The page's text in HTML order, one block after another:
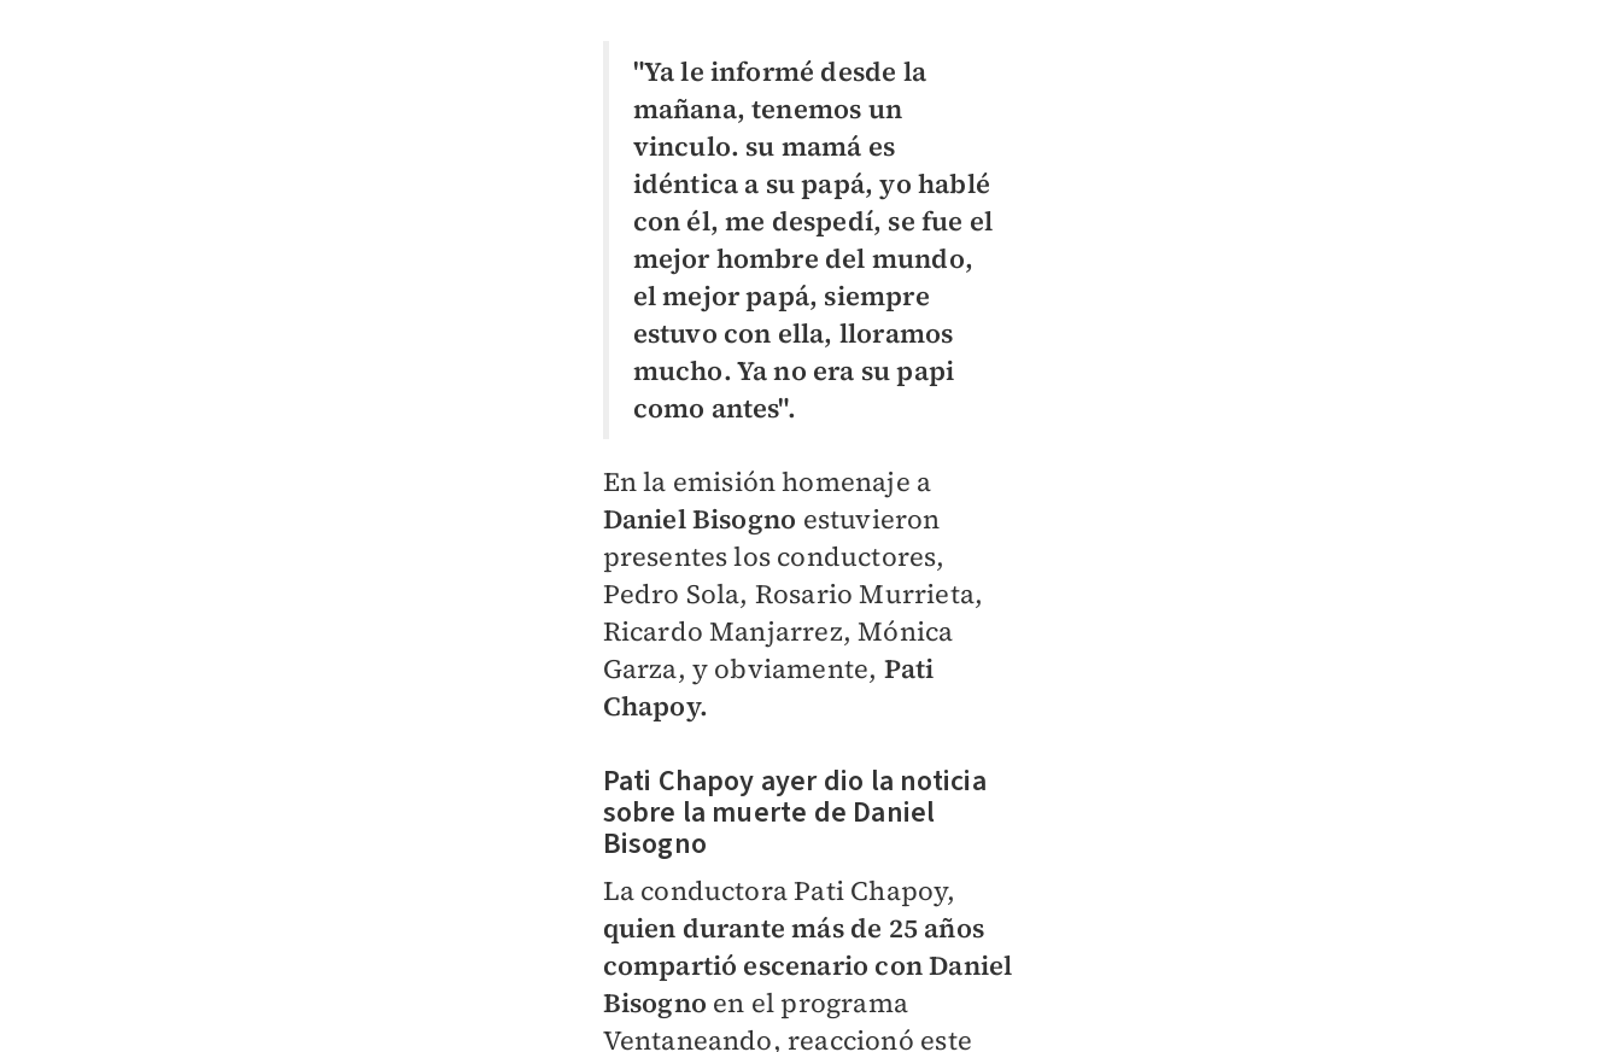
"Ya le informé desde la
mañana, tenemos un
vinculo. su mamá es
idéntica a su papá, yo hablé
con él, me despedí, se fue el
mejor hombre del mundo,
el mejor papá, siempre
estuvo con ella, lloramos
mucho. Ya no era su papi
como antes".
En la emisión homenaje a
Daniel Bisogno estuvieron
presentes los conductores,
Pedro Sola, Rosario Murrieta,
Ricardo Manjarrez, Mónica
Garza, y obviamente, Pati
Chapoy.
Pati Chapoy ayer dio la noticia
sobre la muerte de Daniel
Bisogno
La conductora Pati Chapoy,
quien durante más de 25 años
compartió escenario con Daniel
Bisogno en el programa
Ventaneando, reaccionó este